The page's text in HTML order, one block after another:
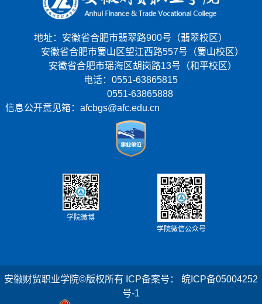
地址：安徽省合肥市翡翠路900号（翡翠校区）
安徽省合肥市蜀山区望江西路557号（蜀山校区）
安徽省合肥市瑶海区胡岗路13号（和平校区）
电话：0551-63865815
0551-63865888
信息公开意见箱：afcbgs@afc.edu.cn
学院微博
学院微信公众号
安徽财贸职业学院©版权所有 ICP备案号： 皖ICP备05004252
号-1